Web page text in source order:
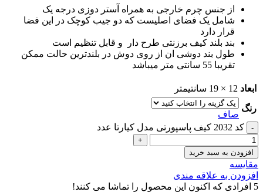
از جنس چرم خارجی به همراه آستر دوزی درجه یک
شامل یک فضای اصلیست که دو جیب کوچک در این فضا
قرار دارد
بند بلند کیف برزنتی طرح دار و قابل تنظیم است
طول بند دوشی ان از روی دوش در بلندترین حالت ممکن
تقریبا 55 سانتی متر میباشد
ابعاد 12 × 19 سانتیمتر
رنگ
صاف
کد 2032 کیف پاسپورتی مدل کیارتا عدد
افزودن به سبد خرید
مقايسه
افزودن به علاقه مندی
5 افرادی که اکنون این محصول را تماشا می کنند!